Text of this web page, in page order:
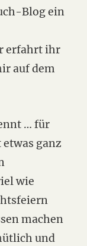
Blog ein
erfahrt ihr
auf dem
… für
ganz
wie
machen
und